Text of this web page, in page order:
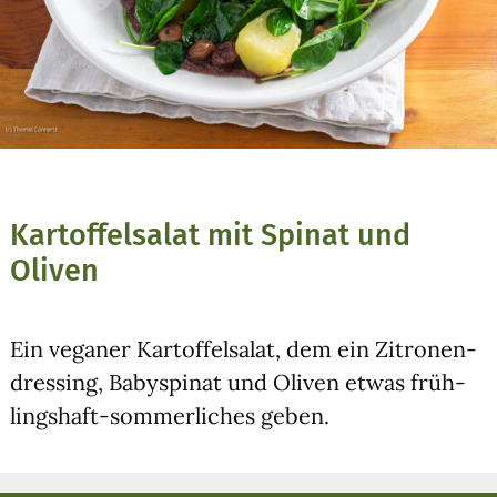
Kartoffelsalat mit Spinat und
Oliven
Ein vega­ner Kar­tof­fel­sa­lat, dem ein Zitro­nen­
dres­sing, Baby­spi­nat und Oli­ven etwas früh­
lings­haft-som­mer­li­ches geben.